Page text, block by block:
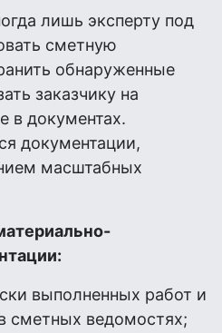
лишь эксперту под
сметную
обнаруженные
заказчику на
в документах.
документации,
масштабных
выполненных работ и
сметных ведомостях;